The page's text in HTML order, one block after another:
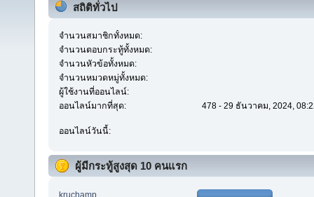
สถิติทั่วไป
จำนวนสมาชิกทั้งหมด:
จำนวนตอบกระทู้ทั้งหมด:
จำนวนหัวข้อทั้งหมด:
จำนวนหมวดหมู่ทั้งหมด:
ผู้ใช้งานที่ออนไลน์:
ออนไลน์มากที่สุด:
478 - 29 ธันวาคม, 2024,
ออนไลน์วันนี้:
ผู้มีกระทู้สูงสุด 10 คนแรก
kruchamp